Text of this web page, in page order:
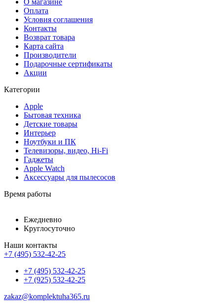
Оплата
Условия соглашения
Контакты
Возврат товара
Карта сайта
Производители
Подарочные сертификаты
Акции
Категории
Apple
Бытовая техника
Детские товары
Интерьер
Ноутбуки и ПК
Телевизоры, видео, Hi-Fi
Гаджеты
Apple Watch
Аксессуары для пылесосов
Время работы
Ежедневно
Круглосуточно
Наши контакты
+7 (495) 532-42-25
+7 (495) 532-42-25
+7 (925) 532-42-25
zakaz@komplektuha365.ru